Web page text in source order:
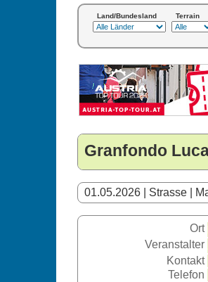
Land/Bundesland Terrain
Granfondo
01.05.2026 | Strasse |
Ort
Veranstalter
Kontakt
Telefon